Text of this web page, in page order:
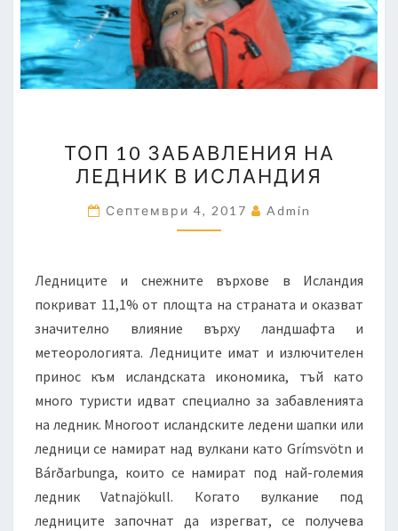
10
ЗАБАВЛЕНИЯ
НА
ЛЕДНИК
ИСЛАНДИЯ
ТОП 10 ЗАБАВЛЕНИЯ НА
ЛЕДНИК В ИСЛАНДИЯ
Септември 4, 2017 Admin
Ледниците и снежните върхове в Исландия
покриват 11,1% от площта на страната и оказват
значително влияние върху ландшафта и
метеорологията. Ледниците имат и излючителен
принос към исландската икономика, тъй като
много туристи идват специално за забавленията
на ледник. Многоот исландските ледени шапки или
ледници се намират над вулкани като Grímsvötn и
Bárðarbunga, които се намират под най-големия
ледник Vatnajökull. Когато вулкание под
ледниците започнат да изрегват, се получева